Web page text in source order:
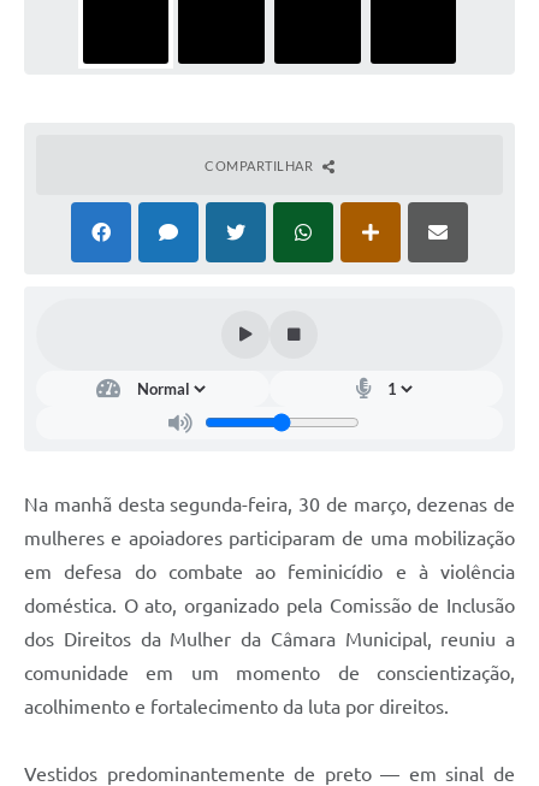
COMPARTILHAR
Na manhã desta segunda-feira, 30 de março, dezenas de
mulheres e apoiadores participaram de uma mobilização
em defesa do combate ao feminicídio e à violência
doméstica. O ato, organizado pela Comissão de Inclusão
dos Direitos da Mulher da Câmara Municipal, reuniu a
comunidade em um momento de conscientização,
acolhimento e fortalecimento da luta por direitos.
Vestidos predominantemente de preto — em sinal de